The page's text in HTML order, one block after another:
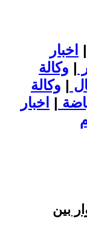
| اخبار
| وكالة
| وكالة
| اخبار
بين